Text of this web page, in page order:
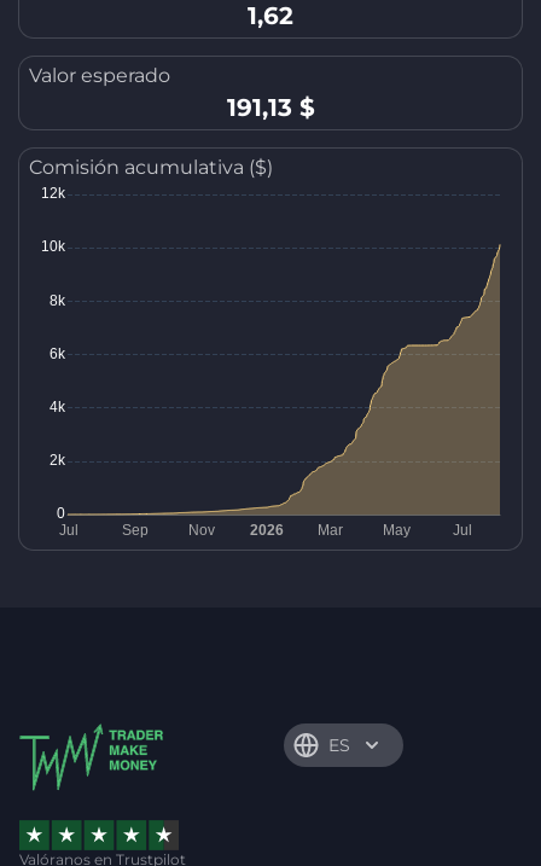
1,62
Valor esperado
191,13 $
Comisión acumulativa ($)
ES
Valóranos en Trustpilot